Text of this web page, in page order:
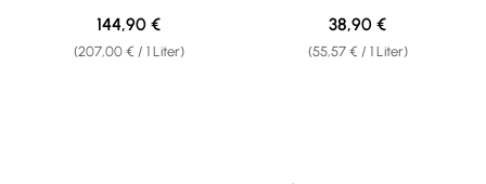
(207,00 € / 1 Liter)
Regulärer Preis:
144,90 €
(55,57 € / 1 Liter)
Regulärer Preis:
38,90 €